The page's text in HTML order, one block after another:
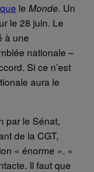
le Monde. Un
le 28 juin. Le
à une
nationale –
Si ce n’est
aura le
par le Sénat,
de la CGT,
« énorme ». «
Il faut que